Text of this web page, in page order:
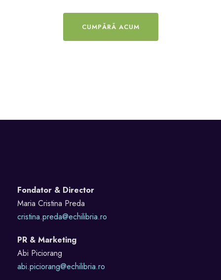
CUMPĂRĂ ACUM
Fondator & Director
Maria Cristina Preda
cristina.preda@echilibria.ro
PR & Marketing
Abi Piciorang
abi.piciorang@echilibria.ro